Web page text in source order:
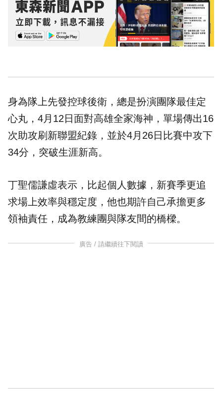
身為隊上先發控球後衛，總是扮演團隊最佳定
心丸，4月12日面對高雄全家海神，單場傳出16
次助攻刷新聯盟紀錄，並於4月26日比賽中攻下
34分，突破生涯新高。
丁聖儒謙虛表示，比起個人數據，新賽季更追
求場上效率與穩定度，他也期許自己承擔更多
領袖責任，成為教練團與隊友間的橋樑。
廣告 / 請繼續往下閱讀